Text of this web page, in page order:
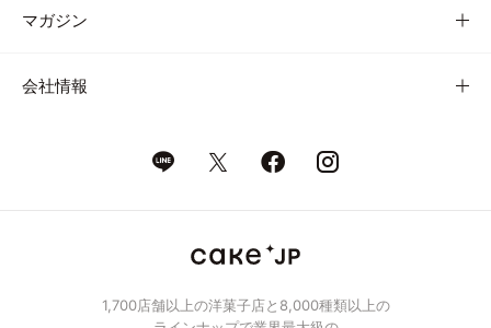
マガジン
会社情報
1,700店舗以上の洋菓子店と8,000種類以上の